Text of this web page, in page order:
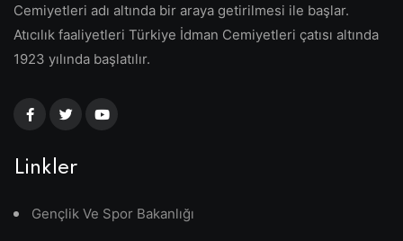
Cemiyetleri adı altında bir araya getirilmesi ile başlar.
Atıcılık faaliyetleri Türkiye İdman Cemiyetleri çatısı altında
1923 yılında başlatılır.
Linkler
Gençlik Ve Spor Bakanlığı